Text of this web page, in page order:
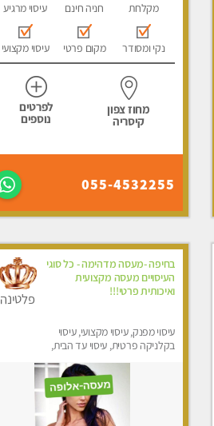
מקלחת חניה חינם עיסוי מרגיע
נקי ומסודר מקום פרטי עיסוי מקצועי
מחוז צפון
קיסריה
לפרטים
נוספים
055-4532255
בחיפה -מעסה מדהימה - כל סוגי
העיסויים מעסה מקצועית
ואיכותית פרטי!!!
עיסוי מפנק, עיסוי מקצועי, עיסוי
בקלניקה פרטית, עיסוי עד הבית,
פלטינה